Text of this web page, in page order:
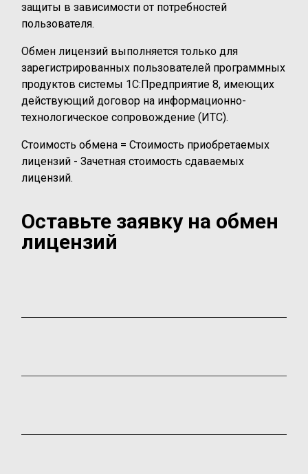
защиты в зависимости от потребностей
пользователя.
Обмен лицензий выполняется только для
зарегистрированных пользователей программных
продуктов системы 1С:Предприятие 8, имеющих
действующий договор на информационно-
технологическое сопровождение (ИТС).
Стоимость обмена = Стоимость приобретаемых
лицензий - Зачетная стоимость сдаваемых
лицензий.
Оставьте заявку на обмен
лицензий